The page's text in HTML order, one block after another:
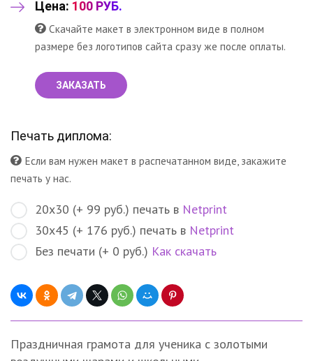
Цена: 100 РУБ.
Скачайте макет в электронном виде в полном
размере без логотипов сайта сразу же после оплаты.
ЗАКАЗАТЬ
Печать диплома:
Если вам нужен макет в распечатанном виде, закажите
печать у нас.
20х30 (+ 99 руб.) печать в Netprint
30х45 (+ 176 руб.) печать в Netprint
Без печати (+ 0 руб.) Как скачать
Праздничная грамота для ученика с золотыми